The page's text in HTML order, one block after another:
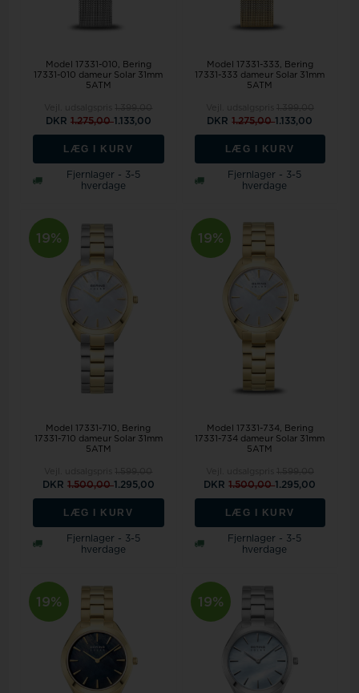
Model 17331-010
Bering
17331-010 dameur Solar 31mm
5ATM
DKR 1.275,001.133,00
LÆG I KURV
Fjernlager - 3-5
hverdage
Model 17331-333
Bering
17331-333 dameur Solar 31mm
5ATM
DKR1.275,001.133,00
LÆG I KURV
Fjernlager - 3-5
hverdage
19%
Model 17331-710
Bering
17331-710 dameur Solar 31mm
5ATM
DKR 1.500,001.295,00
LÆG I KURV
Fjernlager - 3-5
hverdage
19%
Model 17331-734
Bering
17331-734 dameur Solar 31mm
5ATM
DKR1.500,001.295,00
LÆG I KURV
Fjernlager - 3-5
hverdage
19% 19%